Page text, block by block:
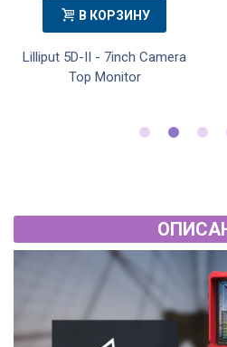
В КОРЗИНУ
Lilliput 5D-II - 7inch Camera
Top Monitor